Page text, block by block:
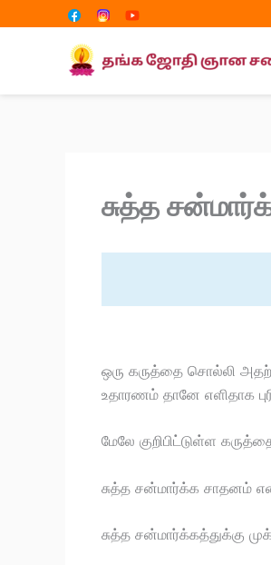
சுத்த
ஒரு கருத்தை சொல்லி
உதாரணம் தானே எளிதாக
மேலே குறிபிட்டுள்ள
சுத்த சன்மார்க்க சாதனம்
சுத்த சன்மார்க்கத்துக்கு